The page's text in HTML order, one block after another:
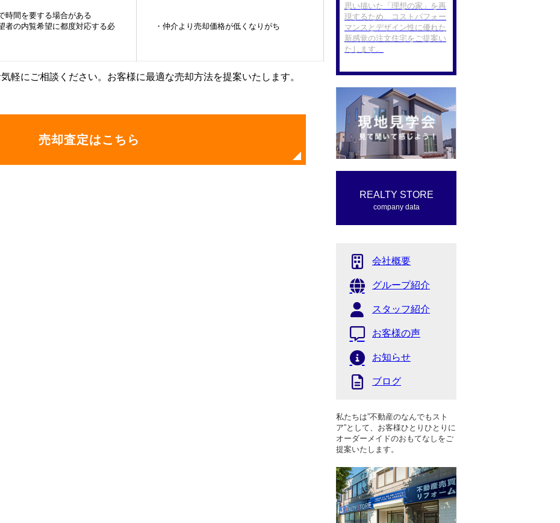
売却査定はこちら
思い描いた「理想の家」を再
現するため、コストパフォー
マンスとデザイン性に優れた
新感覚の注文住宅をご提案い
たします。
REALTY STORE
company data
会社概要
グループ紹介
スタッフ紹介
お客様の声
お知らせ
ブログ
私たちは”不動産のなんでもスト
ア”として、お客様ひとりひとりに
オーダーメイドのおもてなしをご
提案いたします。